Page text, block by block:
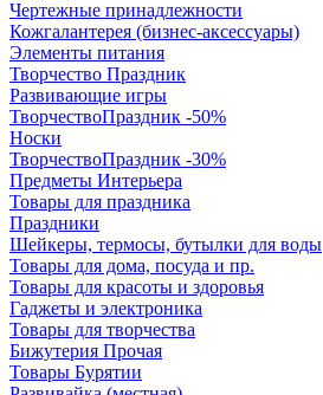
Чертежные принадлежности
Кожгалантерея (бизнес-аксессуары)
Элементы питания
Творчество Праздник
Развивающие игры
ТворчествоПраздник -50%
Носки
ТворчествоПраздник -30%
Предметы Интерьера
Товары для праздника
Праздники
Шейкеры, термосы, бутылки для воды
Товары для дома, посуда и пр.
Товары для красоты и здоровья
Гаджеты и электроника
Товары для творчества
Бижутерия Прочая
Товары Бурятии